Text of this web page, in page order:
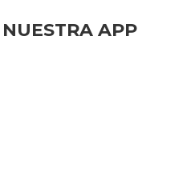
APP